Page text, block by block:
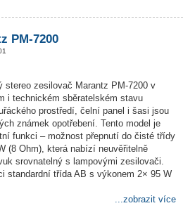
PM-7200
stereo zesilovač Marantz PM-7200 v
i technickém sběratelském stavu
prostředí, čelní panel i šasi jsou
známek opotřebení. Tento model je
funkci – možnost přepnutí do čisté třídy
(8 Ohm), která nabízí neuvěřitelně
srovnatelný s lampovými zesilovači.
standardní třída AB s výkonem 2× 95 W
...zobrazit více